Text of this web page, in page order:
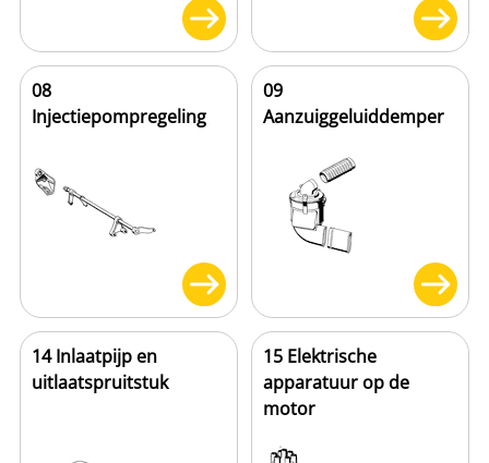
08
Injectiepompregeling
09
Aanzuiggeluiddemper
14 Inlaatpijp en
uitlaatspruitstuk
15 Elektrische
apparatuur op de
motor